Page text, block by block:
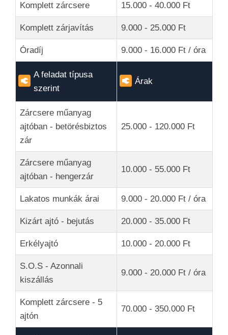
Komplett zárcsere 15.000 - 40.000 Ft
Komplett zárjavítás 9.000 - 25.000 Ft
Óradíj 9.000 - 16.000 Ft / óra
A feladat típusa
szerint
Árak
Zárcsere műanyag
ajtóban - betörésbiztos
zár
25.000 - 120.000 Ft
Zárcsere műanyag
ajtóban - hengerzár
10.000 - 55.000 Ft
Lakatos munkák árai 9.000 - 20.000 Ft / óra
Kizárt ajtó - bejutás 20.000 - 35.000 Ft
Erkélyajtó 10.000 - 20.000 Ft
S.O.S - Azonnali
kiszállás
9.000 - 20.000 Ft / óra
Komplett zárcsere - 5
ajtón
70.000 - 350.000 Ft